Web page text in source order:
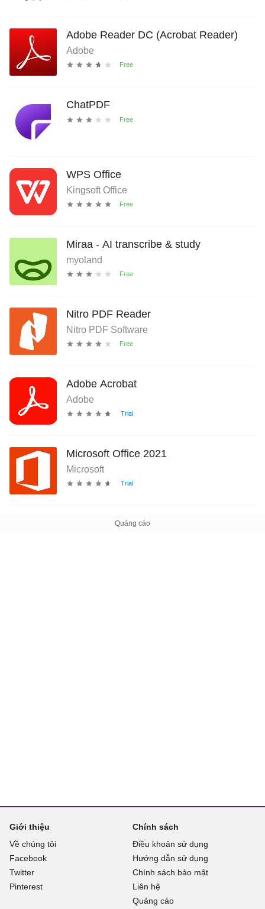
Adobe Reader DC (Acrobat Reader)
Adobe
ChatPDF
WPS Office
Kingsoft Office
Miraa - AI transcribe & study
myoland
Nitro PDF Reader
Nitro PDF Software
Adobe Acrobat
Adobe
Microsoft Office 2021
Microsoft
Giới thiệu
Về chúng tôi
Facebook
Twitter
Pinterest
Chính sách
Điều khoản sử dụng
Hướng dẫn sử dụng
Chính sách bảo mật
Liên hệ
Quảng cáo